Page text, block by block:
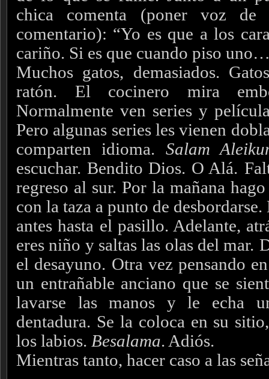
chica comenta (poner voz
comentario): “Yo es que a los
cariño. Si es que cuando piso
Muchos gatos, demasiados.
ratón. El cocinero mira
Normalmente ven series y
Pero algunas series les vienen
comparten idioma. Salam
escuchar. Bendito Dios. O Alá.
regreso al sur. Por la mañana
con la taza a punto de
antes hasta el pasillo. Adelante,
eres niño y saltas las olas del mar.
el desayuno. Otra vez pensando
un entrañable anciano que se
lavarse las manos y le echa
dentadura. Se la coloca en su
los labios. Besalama. Adiós.
Mientras tanto, hacer caso a las